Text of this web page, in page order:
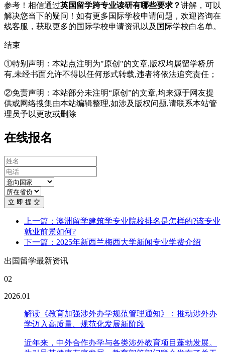
参考！相信通过英国留学跨专业读研有哪些要求？讲解，可以
解决您当下的疑问！如有更多国际学校申请问题，欢迎咨询在
线客服 ，获取更多的国际学校申请资讯以及国际学校白名单。
结束
①特别声明：本站点注明为"原创"的文章,版权均属留学桥所
有,未经书面允许不得以任何形式转载,违者将依法追究责任；
②免责声明：本站部分未注明“原创”的文章,均来源于网友提
供或网络搜集由本站编辑整理,如涉及版权问题,请联系本站管
理员予以更改或删除
在线报名
立 即 提 交
上一篇：澳洲留学建筑学专业院校排名是怎样的?该专业
就业前景如何?
下一篇：2025年新西兰梅西大学新闻专业学费介绍
出国留学最新资讯
02
2026.01
解读《教育加强涉外办学规范管理通知》：推动涉外办
学迈入高质量、规范化发展新阶段
近年来，中外合作办学与各类涉外教育项目蓬勃发展。